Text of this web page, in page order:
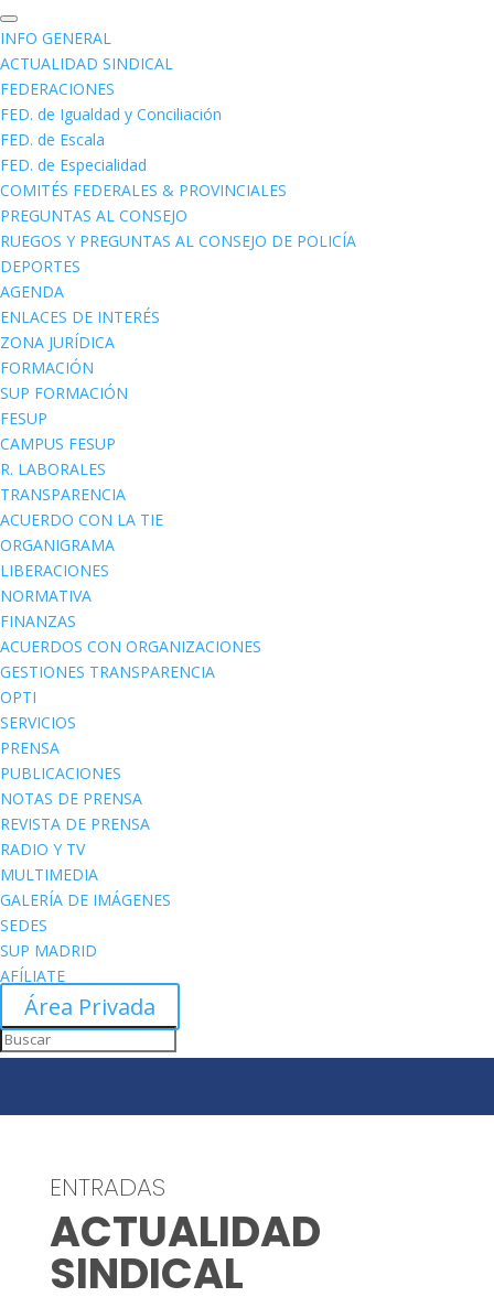
INFO GENERAL
ACTUALIDAD SINDICAL
FEDERACIONES
FED. de Igualdad y Conciliación
FED. de Escala
FED. de Especialidad
COMITÉS FEDERALES & PROVINCIALES
PREGUNTAS AL CONSEJO
RUEGOS Y PREGUNTAS AL CONSEJO DE POLICÍA
DEPORTES
AGENDA
ENLACES DE INTERÉS
ZONA JURÍDICA
FORMACIÓN
SUP FORMACIÓN
FESUP
CAMPUS FESUP
R. LABORALES
TRANSPARENCIA
ACUERDO CON LA TIE
ORGANIGRAMA
LIBERACIONES
NORMATIVA
FINANZAS
ACUERDOS CON ORGANIZACIONES
GESTIONES TRANSPARENCIA
OPTI
SERVICIOS
PRENSA
PUBLICACIONES
NOTAS DE PRENSA
REVISTA DE PRENSA
RADIO Y TV
MULTIMEDIA
GALERÍA DE IMÁGENES
SEDES
SUP MADRID
AFÍLIATE
Área Privada
ENTRADAS
ACTUALIDAD
SINDICAL